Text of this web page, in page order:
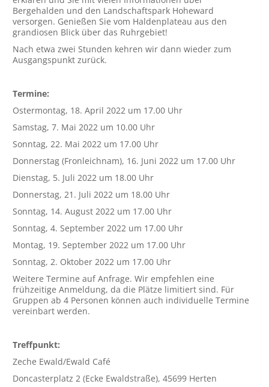
Bergehalden und den Landschaftspark Hoheward
versorgen. Genießen Sie vom Haldenplateau aus den
grandiosen Blick über das Ruhrgebiet!
Nach etwa zwei Stunden kehren wir dann wieder zum
Ausgangspunkt zurück.
Termine:
Ostermontag, 18. April 2022 um 17.00 Uhr
Samstag, 7. Mai 2022 um 10.00 Uhr
Sonntag, 22. Mai 2022 um 17.00 Uhr
Donnerstag (Fronleichnam), 16. Juni 2022 um 17.00 Uhr
Dienstag, 5. Juli 2022 um 18.00 Uhr
Donnerstag, 21. Juli 2022 um 18.00 Uhr
Sonntag, 14. August 2022 um 17.00 Uhr
Sonntag, 4. September 2022 um 17.00 Uhr
Montag, 19. September 2022 um 17.00 Uhr
Sonntag, 2. Oktober 2022 um 17.00 Uhr
Weitere Termine auf Anfrage. Wir empfehlen eine
frühzeitige Anmeldung, da die Plätze limitiert sind. Für
Gruppen ab 4 Personen können auch individuelle Termine
vereinbart werden.
Treffpunkt:
Zeche Ewald/Ewald Café
Doncasterplatz 2 (Ecke Ewaldstraße), 45699 Herten